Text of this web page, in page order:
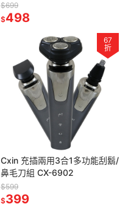
$699
$498
67
折
Cxin 充插兩用3合1多功能刮鬍/
鼻毛刀組 CX-6902
$599
$399